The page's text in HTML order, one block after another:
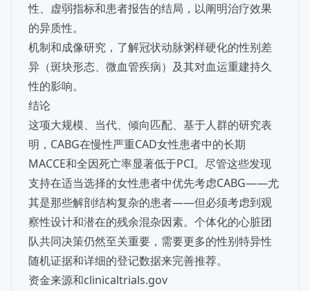
性、虚弱指标和患者报告的结局，以阐明治疗效果
的异质性。
机制和成像研究，了解冠状动脉粥样硬化的性别差
异（斑块形态、微血管疾病）及其对血运重建持久
性的影响。
结论
这项大规模、当代、倾向匹配、基于人群的研究表
明，CABG在慢性严重CAD女性患者中的长期
MACCE和全因死亡率显著低于PCI。尽管这些发现
支持在适当选择的女性患者中优先考虑CABG——尤
其是那些解剖结构复杂的患者——但必须考虑到观
察性设计和潜在的残余混杂因素。个体化的心脏团
队共同决策仍然至关重要，需要更多的性别特异性
随机证据和详细的登记数据来完善推荐。
资金来源和clinicaltrials.gov